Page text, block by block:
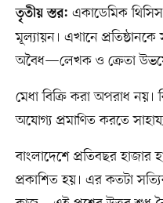
তৃতীয় স্তর: একাডেমিক থিসিস,
মূল্যায়ন। এখানে প্রতিষ্ঠানকে
অবৈধ—লেখক ও ক্রেতা
মেধা বিক্রি করা অপরাধ নয়।
অযোগ্য প্রমাণিত করতে
বাংলাদেশে প্রতিবছর হাজার
প্রকাশিত হয়। এর কতটা